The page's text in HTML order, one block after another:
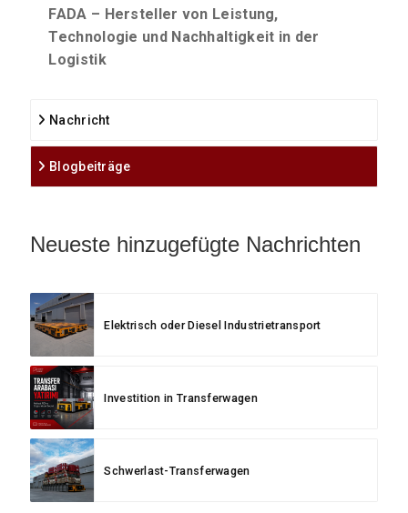
FADA – Hersteller von Leistung,
Technologie und Nachhaltigkeit in der
Logistik
Nachricht
Blogbeiträge
Neueste hinzugefügte Nachrichten
Elektrisch oder Diesel Industrietransport
Investition in Transferwagen
Schwerlast-Transferwagen